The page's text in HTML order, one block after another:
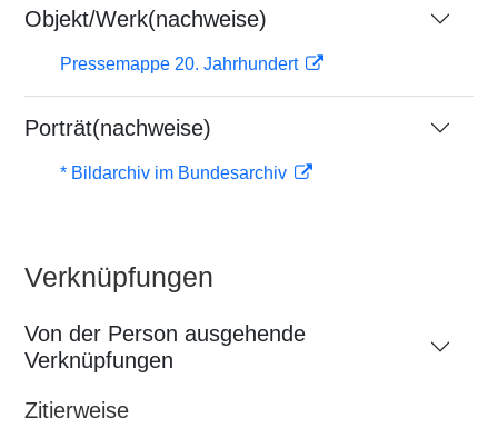
Objekt/Werk(nachweise)
Pressemappe 20. Jahrhundert
Porträt(nachweise)
* Bildarchiv im Bundesarchiv
Verknüpfungen
Von der Person ausgehende
Verknüpfungen
Zitierweise